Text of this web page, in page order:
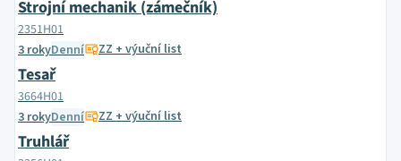
Strojní mechanik (zámečník)
2351H01
3 rokyDenní ZZ + výuční list
Tesař
3664H01
3 rokyDenní ZZ + výuční list
Truhlář